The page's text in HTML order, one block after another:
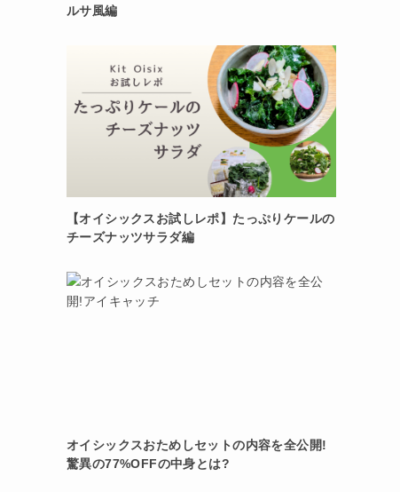
ルサ風編
【オイシックスお試しレポ】たっぷりケールの
チーズナッツサラダ編
オイシックスおためしセットの内容を全公開!
驚異の77%OFFの中身とは?